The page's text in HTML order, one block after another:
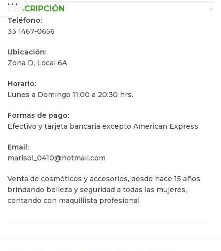
DESCRIPCIÓN
Teléfono:
33 1467-0656
Ubicación:
Zona D, Local 6A
Horario:
Lunes a Domingo 11:00 a 20:30 hrs.
Formas de pago:
Efectivo y tarjeta bancaria excepto American Express
Email:
marisol_0410@hotmail.com
Venta de cosméticos y accesorios, desde hace 15 años
brindando belleza y seguridad a todas las mujeres,
contando con maquillista profesional